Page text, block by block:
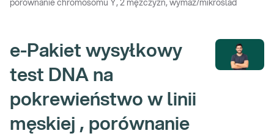
porównanie chromosomu Y, 2 mężczyzn, wymaz/mikroślad
e-Pakiet wysyłkowy
test DNA na
pokrewieństwo w linii
męskiej , porównanie